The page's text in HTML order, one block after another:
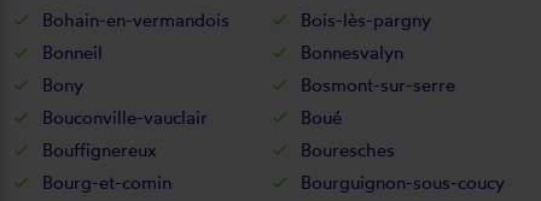
Bohain-en-vermandois
Bois-lès-pargny
Bonneil
Bonnesvalyn
Bony
Bosmont-sur-serre
Bouconville-vauclair
Boué
Bouffignereux
Bouresches
Bourg-et-comin
Bourguignon-sous-coucy